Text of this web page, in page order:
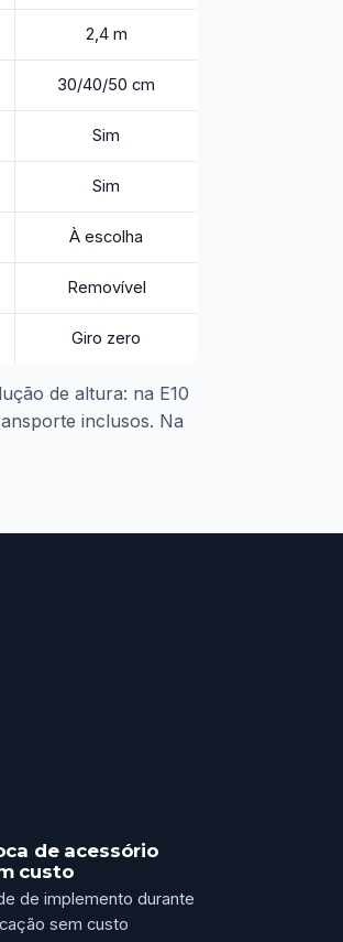
2,4 m
30/40/50 cm
Sim
Sim
À escolha
Removível
Giro zero
de altura: na E10
inclusos. Na
de acessório
custo
de implemento durante
sem custo